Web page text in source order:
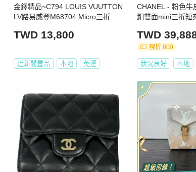
金鐸精品~C794 LOUIS VUUTTON
LV路易威登M68704 Micro三折金
TWD 13,800
近新閒置品 本地 免運
CHANEL - 粉色牛
釦雙面mini三折短
TWD
現折 800
狀況良好 本地